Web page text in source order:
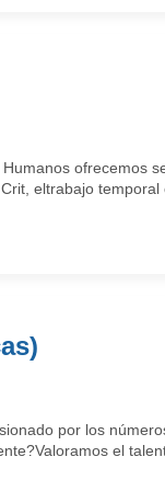
ofrecemos
eltrabajo
por los
el